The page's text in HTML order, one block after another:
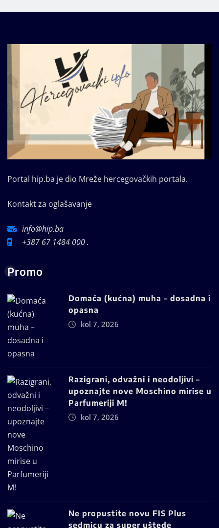
Portal hip.ba je dio Mreže hercegovačkih portala.
Kontakt za oglašavanje
info@hip.ba
+387 67 1484 000 .
Promo
Domaća (kućna) muha – dosadna i
opasna
kol 7, 2026
Razigrani, odvažni i neodoljivi –
upoznajte nove Moschino mirise u
Parfumeriji M!
kol 7, 2026
Ne propustite novu FIS Plus
sedmicu za super uštede